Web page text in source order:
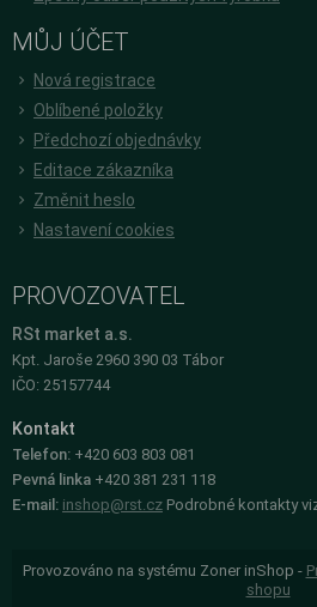
MŮJ ÚČET
Nová registrace
Oblíbené položky
Předchozí objednávky
Editace zákazníka
Změnit heslo
Nastavení cookies
PROVOZOVATEL
RSt market a.s.
Kpt. Jaroše 2960 390 03 Tábor
IČO: 25157744
Kontakt
Telefon: +420 603 803 081
Pevná linka +420 381 231 118
E-mail: inshop@rst.cz Podrobné kontakty
Provozováno na systému Zoner inShop -
shopu